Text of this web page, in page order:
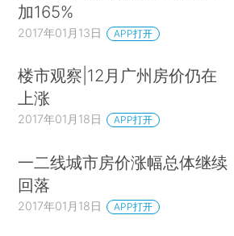
加165%
2017年01月13日 APP打开
楼市观察|12月广州房价仍在
上涨
2017年01月18日 APP打开
一二线城市房价涨幅总体继续
回落
2017年01月18日 APP打开